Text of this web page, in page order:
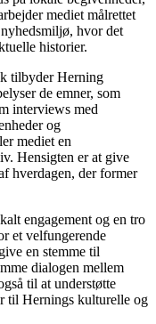
mediet målrettet
hvor det
historier.
tilbyder Herning
de emner, som
interviews med
og
mediet en
Hensigten er at give
hverdagen, der former
engagement og en tro
et velfungerende
en stemme til
dialogen mellem
til at understøtte
til Hernings kulturelle og